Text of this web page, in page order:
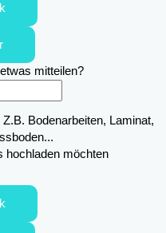
mitteilen?
Bodenarbeiten, Laminat,
hochladen möchten